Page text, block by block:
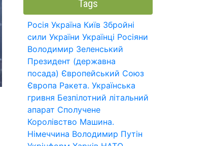
Tags
Росія Україна Київ Збройні
сили України Українці Росіяни
Володимир Зеленський
Президент (державна
посада) Європейський Союз
Європа Ракета. Українська
гривня Безпілотний літальний
апарат Сполучене
Королівство Машина.
Німеччина Володимир Путін